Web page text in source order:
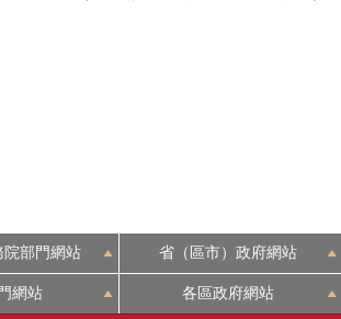
院部門網站 省（區市）政府網站
網站 各區政府網站